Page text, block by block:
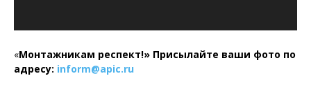
«Монтажникам респект!» Присылайте ваши фото по
адресу: inform@apic.ru